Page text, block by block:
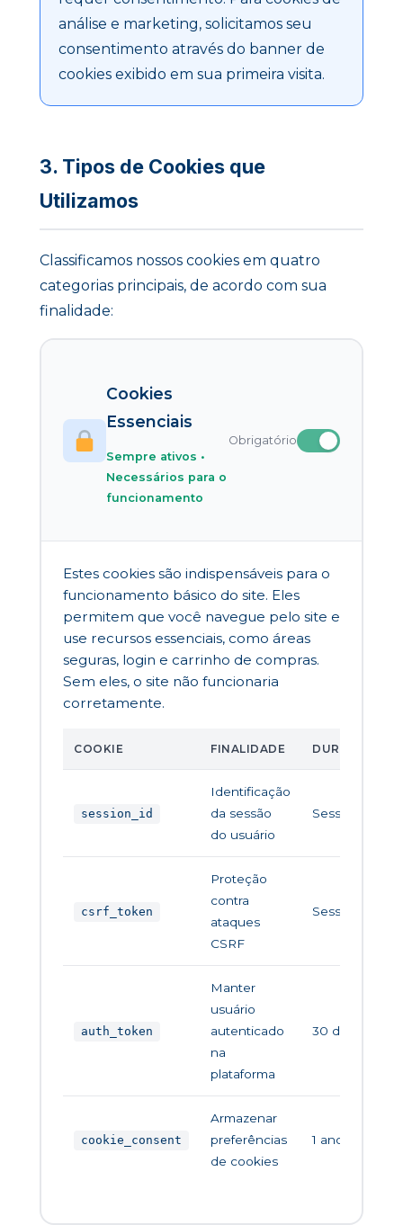
análise e marketing, solicitamos seu
consentimento através do banner de
cookies exibido em sua primeira visita.
3. Tipos de Cookies que
Utilizamos
Classificamos nossos cookies em quatro
categorias principais, de acordo com sua
finalidade:
Cookies
Essenciais
Sempre ativos •
Necessários para o
funcionamento
Obrigatório
Estes cookies são indispensáveis para o
funcionamento básico do site. Eles
permitem que você navegue pelo site e
use recursos essenciais, como áreas
seguras, login e carrinho de compras.
Sem eles, o site não funcionaria
corretamente.
COOKIE FINALIDADE DURAÇÃO
session_id
Identificação
da sessão
do usuário
Sessão
csrf_token
Proteção
contra
ataques
CSRF
Sessão
auth_token
Manter
usuário
autenticado
na
plataforma
30 dias
cookie_consent
Armazenar
preferências
de cookies
1 ano